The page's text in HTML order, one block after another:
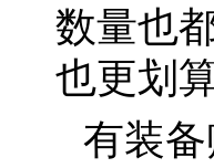
数量也
也更划算
有装